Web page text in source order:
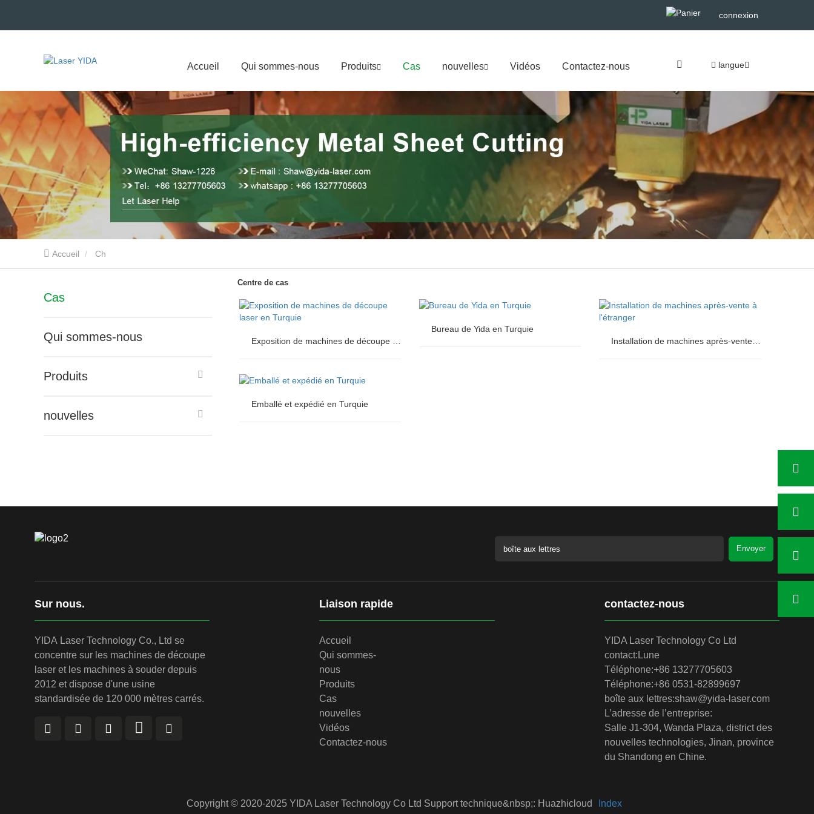
connexion
Accueil Qui sommes-nous Produits Cas nouvelles Vidéos Contactez-nous langue
Accueil Ch
Cas
Qui sommes-nous
Produits
nouvelles
Centre de cas
Exposition de machines de découpe
Bureau de Yida en Turquie
Emballé et expédié en Turquie
Envoyer
Sur nous.
YIDA Laser Technology Co., Ltd se
concentre sur les machines de découpe
laser et les machines à souder depuis
2012 et dispose d'une usine
standardisée de 120 000 mètres carrés.
Liaison rapide
Accueil
Qui sommes-
nous
Produits
Cas
nouvelles
Vidéos
Contactez-nous
contactez-nous
YIDA Laser Technology Co Ltd
contact: Lune
Téléphone:+86 13277705603
Téléphone:+86 0531-82899697
boîte aux lettres:shaw@yida-laser.com
L’adresse de l’entreprise:
Salle J1-304, Wanda Plaza, district des
nouvelles technologies, Jinan, province
du Shandong en Chine.
Copyright © 2020-2025 YIDA Laser Technology Co Ltd Support technique&nbsp;: Huazhicloud Index